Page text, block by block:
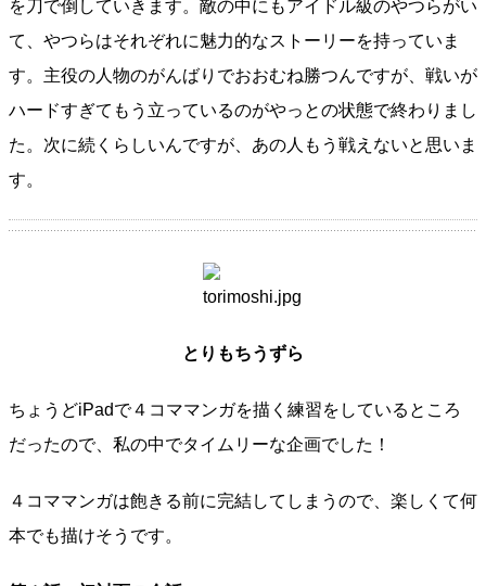
を刀で倒していきます。敵の中にもアイドル級のやつらがい
て、やつらはそれぞれに魅力的なストーリーを持っていま
す。主役の人物のがんばりでおおむね勝つんですが、戦いが
ハードすぎてもう立っているのがやっとの状態で終わりまし
た。次に続くらしいんですが、あの人もう戦えないと思いま
す。
とりもちうずら
ちょうどiPadで４コママンガを描く練習をしているところ
だったので、私の中でタイムリーな企画でした！
４コママンガは飽きる前に完結してしまうので、楽しくて何
本でも描けそうです。